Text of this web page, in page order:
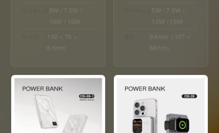
5W / 7.5W /
10W / 15W
102 × 70 ×
6.6mm
5W / 7.5W /
10W / 15W
9.6mm（107 ×
68mm）